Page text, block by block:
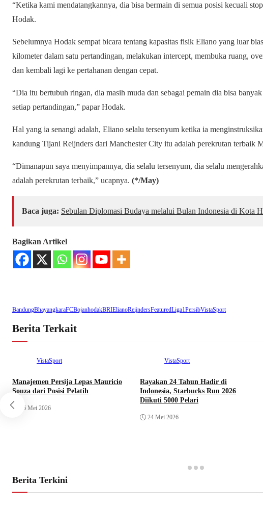
“Ketika kami mendatangkannya, dia bisa bermain di semua posisi kecuali
Hodak.
Sebelumnya Hodak sempat bicara tentang kapasitas fisik Eliano yang luar
kilometer dalam satu pertandingan, melakukan intercept, membuka ruang,
dan kembali lagi ke pertahanan dengan cepat.
“Dia itu bertubuh ringan, dia masih muda dan sebagai pemain dia bisa
setiap pertandingan,” papar Hodak.
Hal yang ia senangi adalah, Eliano selalu tersenyum ketika ia
kandung Tijani Reijnders dari Manchester City itu adalah perekrutan terbaik
“Dimanapun saya menyimpannya, dia selalu tersenyum, dia selalu
adalah perekrutan terbaik,” ucapnya. (*/May)
Baca juga: Sebulan Diplomasi Budaya melalui Bulan Indonesia di Kota
Bagikan Artikel
BandungBhayangkaraFCBojanhodakBRIElianoReijndersFeaturedLiga1PersibVistaSport
Berita Terkait
VistaSport
Manajemen Persija Lepas Mauricio
Souza dari Posisi Pelatih
26 Mei 2026
VistaSport
Rayakan 24 Tahun Hadir di
Indonesia, Starbucks Run 2026
Diikuti 5000 Pelari
24 Mei 2026
Berita Terkini